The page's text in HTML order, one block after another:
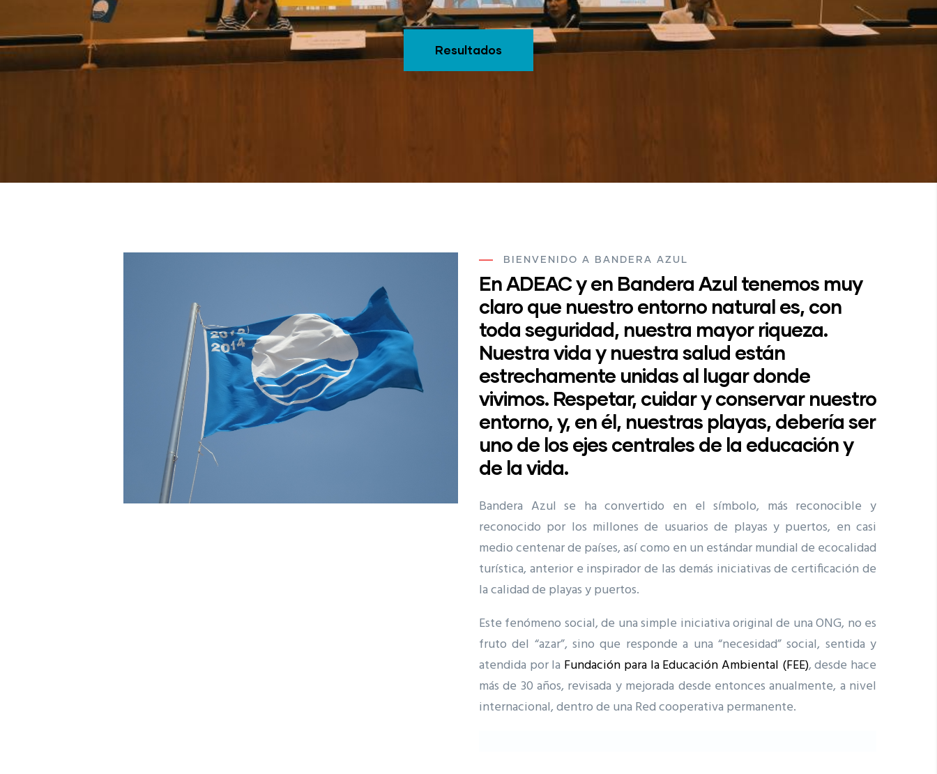
Resultados
BIENVENIDO A BANDERA AZUL
En ADEAC y en Bandera Azul tenemos muy
claro que nuestro entorno natural es, con
toda seguridad, nuestra mayor riqueza.
Nuestra vida y nuestra salud están
estrechamente unidas al lugar donde
vivimos. Respetar, cuidar y conservar nuestro
entorno, y, en él, nuestras playas, debería ser
uno de los ejes centrales de la educación y
de la vida.
Bandera Azul se ha convertido en el símbolo, más reconocible y
reconocido por los millones de usuarios de playas y puertos, en casi
medio centenar de países, así como en un estándar mundial de ecocalidad
turística, anterior e inspirador de las demás iniciativas de certificación de
la calidad de playas y puertos.
Este fenómeno social, de una simple iniciativa original de una ONG, no es
fruto del “azar”, sino que responde a una “necesidad” social, sentida y
atendida por la Fundación para la Educación Ambiental (FEE), desde hace
más de 30 años, revisada y mejorada desde entonces anualmente, a nivel
internacional, dentro de una Red cooperativa permanente.